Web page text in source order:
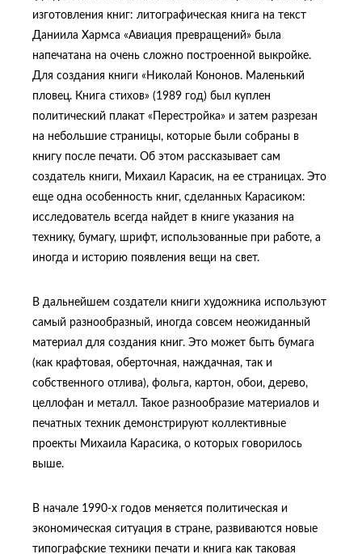
изготовления книг: литографическая книга на текст
Даниила Хармса «Авиация превращений» была
напечатана на очень сложно построенной выкройке.
Для создания книги «Николай Кононов. Маленький
пловец. Книга стихов» (1989 год) был куплен
политический плакат «Перестройка» и затем разрезан
на небольшие страницы, которые были собраны в
книгу после печати. Об этом рассказывает сам
создатель книги, Михаил Карасик, на ее страницах. Это
еще одна особенность книг, сделанных Карасиком:
исследователь всегда найдет в книге указания на
технику, бумагу, шрифт, использованные при работе, а
иногда и историю появления вещи на свет.
В дальнейшем создатели книги художника используют
самый разнообразный, иногда совсем неожиданный
материал для создания книг. Это может быть бумага
(как крафтовая, оберточная, наждачная, так и
собственного отлива), фольга, картон, обои, дерево,
целлофан и металл. Такое разнообразие материалов и
печатных техник демонстрируют коллективные
проекты Михаила Карасика, о которых говорилось
выше.
В начале 1990-х годов меняется политическая и
экономическая ситуация в стране, развиваются новые
типографские техники печати и книга как таковая